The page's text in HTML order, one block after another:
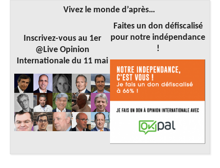
Vivez le monde d’après…
Inscrivez-vous au 1er
@Live Opinion
Internationale du 11 mai
Faites un don défiscalisé
pour notre indépendance
!